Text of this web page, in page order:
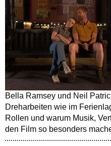
Bella Ramsey und Neil
Dreharbeiten wie im
Rollen und warum Musik,
den Film so besonders